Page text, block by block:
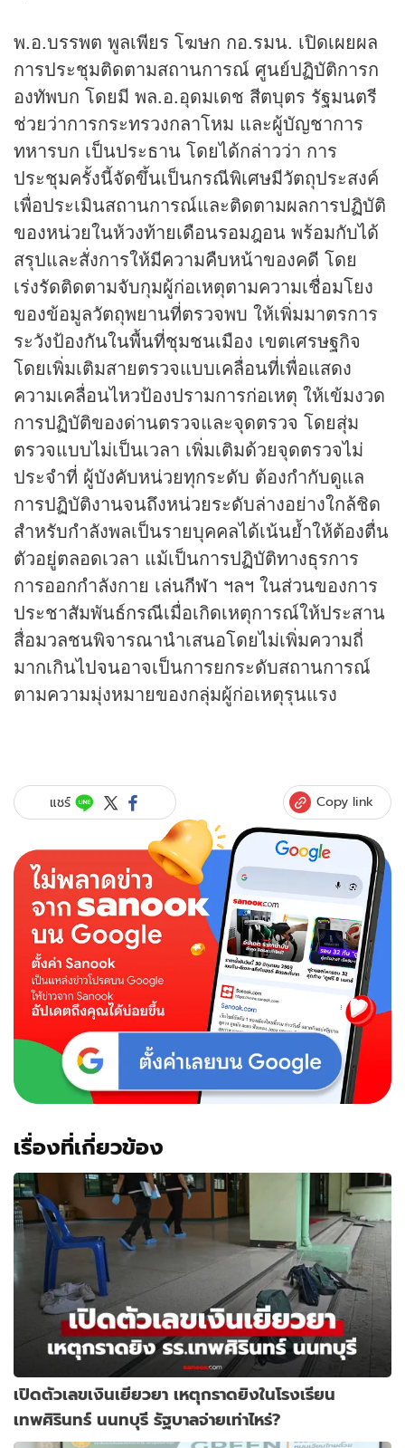
พ.อ.บรรพต พูลเพียร โฆษก กอ.รมน. เปิดเผยผล
การประชุมติดตามสถานการณ์ ศูนย์ปฏิบัติการก
องทัพบก โดยมี พล.อ.อุดมเดช สีตบุตร รัฐมนตรี
ช่วยว่าการกระทรวงกลาโหม และผู้บัญชาการ
ทหารบก เป็นประธาน โดยได้กล่าวว่า การ
ประชุมครั้งนี้จัดขึ้นเป็นกรณีพิเศษมีวัตถุประสงค์
เพื่อประเมินสถานการณ์และติดตามผลการปฏิบัติ
ของหน่วยในห้วงท้ายเดือนรอมฎอน พร้อมกับได้
สรุปและสั่งการให้มีความคืบหน้าของคดี โดย
เร่งรัดติดตามจับกุมผู้ก่อเหตุตามความเชื่อมโยง
ของข้อมูลวัตถุพยานที่ตรวจพบ ให้เพิ่มมาตรการ
ระวังป้องกันในพื้นที่ชุมชนเมือง เขตเศรษฐกิจ
โดยเพิ่มเติมสายตรวจแบบเคลื่อนที่เพื่อแสดง
ความเคลื่อนไหวป้องปรามการก่อเหตุ ให้เข้มงวด
การปฏิบัติของด่านตรวจและจุดตรวจ โดยสุ่ม
ตรวจแบบไม่เป็นเวลา เพิ่มเติมด้วยจุดตรวจไม่
ประจำที่ ผู้บังคับหน่วยทุกระดับ ต้องกำกับดูแล
การปฏิบัติงานจนถึงหน่วยระดับล่างอย่างใกล้ชิด
สำหรับกำลังพลเป็นรายบุคคลได้เน้นย้ำให้ต้องตื่น
ตัวอยู่ตลอดเวลา แม้เป็นการปฏิบัติทางธุรการ
การออกกำลังกาย เล่นกีฬา ฯลฯ ในส่วนของการ
ประชาสัมพันธ์กรณีเมื่อเกิดเหตุการณ์ให้ประสาน
สื่อมวลชนพิจารณานำเสนอโดยไม่เพิ่มความถี่
มากเกินไปจนอาจเป็นการยกระดับสถานการณ์
ตามความมุ่งหมายของกลุ่มผู้ก่อเหตุรุนแรง
แชร์ Copy link
เรื่องที่เกี่ยวข้อง
เปิดตัวเลขเงินเยียวยา เหตุกราดยิงในโรงเรียน
เทพศิรินทร์ นนทบุรี รัฐบาลจ่ายเท่าไหร่?